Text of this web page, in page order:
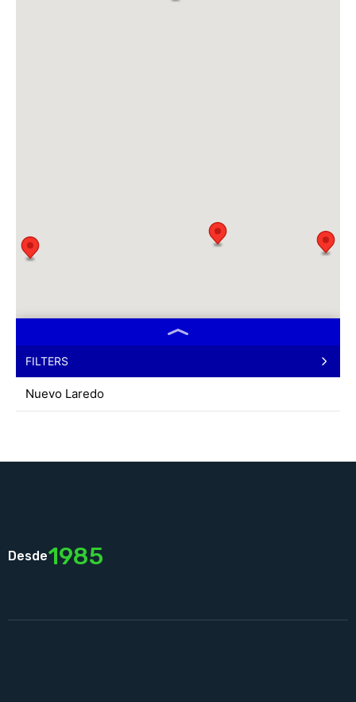
FILTERS
Nuevo Laredo
Manzanillo
Ciudad de México
Desde1985